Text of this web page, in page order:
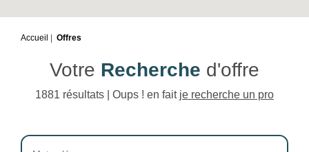
Accueil Offres
Votre Recherche d'offre
1881 résultats | Oups ! en fait je recherche un pro